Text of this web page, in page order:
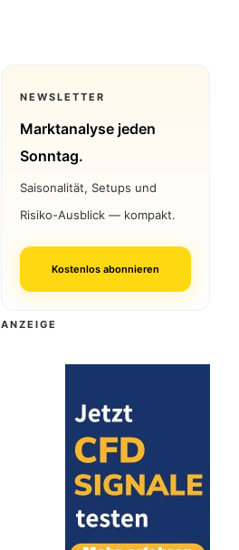
NEWSLETTER
Marktanalyse jeden
Sonntag.
Saisonalität, Setups und
Risiko-Ausblick — kompakt.
Kostenlos abonnieren
ANZEIGE